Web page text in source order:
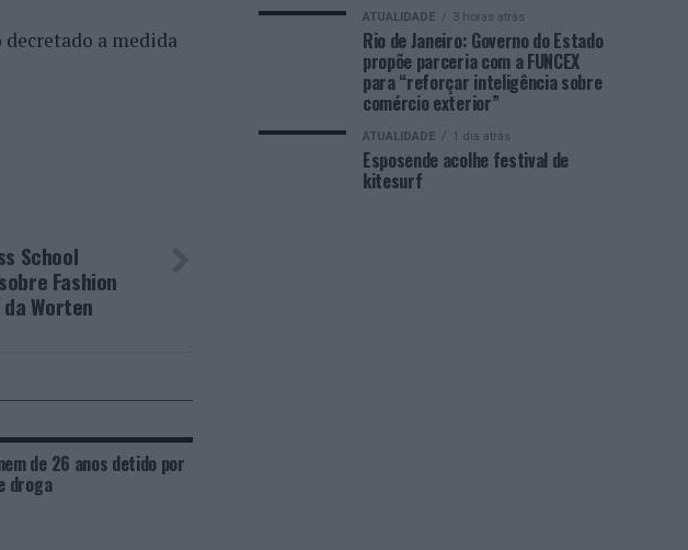
a medida
School
Fashion
Worten
de 26 anos detido por
droga
ATUALIDADE 3 horas atrás
Rio de Janeiro: Governo do Estado
propõe parceria com a FUNCEX
para “reforçar inteligência sobre
comércio exterior”
ATUALIDADE 1 dia atrás
Esposende acolhe festival de
kitesurf